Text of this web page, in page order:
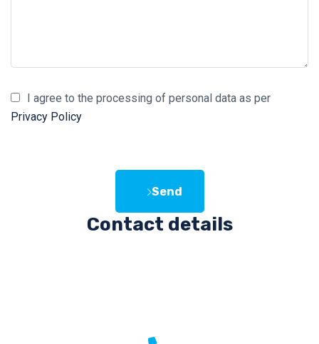
I agree to the processing of personal data as per
Privacy Policy
Send
Contact details